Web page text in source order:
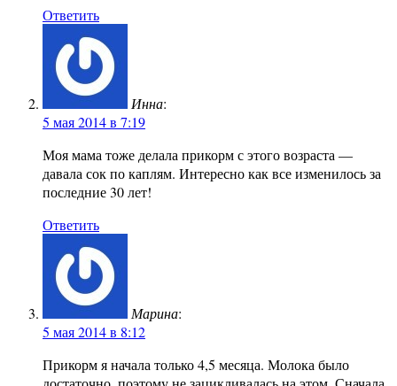
Ответить
Инна:
5 мая 2014 в 7:19
Моя мама тоже делала прикорм с этого возраста —
давала сок по каплям. Интересно как все изменилось за
последние 30 лет!
Ответить
Марина:
5 мая 2014 в 8:12
Прикорм я начала только 4,5 месяца. Молока было